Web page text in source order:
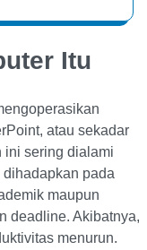
Itu
atau sekadar
ini sering dialami
dihadapkan pada
maupun
deadline. Akibatnya,
menurun.